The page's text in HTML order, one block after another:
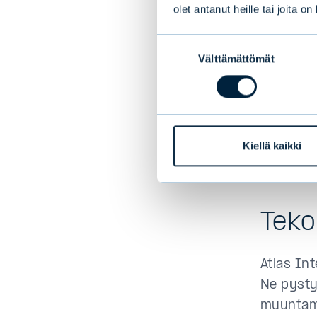
olet antanut heille tai joita
Välttämättömät
Kiellä kaikki
koostuu
valtavan
Atlas
Ne